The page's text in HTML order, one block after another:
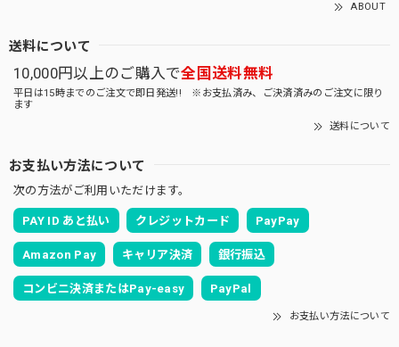
ABOUT
送料について
10,000円以上のご購入で全国送料無料
平日は15時までのご注文で即日発送!! ※お支払済み、ご決済済みのご注文に限り
ます
送料について
お支払い方法について
次の方法がご利用いただけます。
PAY ID あと払い クレジットカード PayPay
Amazon Pay キャリア決済 銀行振込
コンビニ決済またはPay-easy PayPal
お支払い方法について